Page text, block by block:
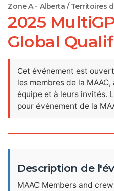
Zone A - Alberta / Territoires
2025
Global
Cet événement est
les membres de la
équipe et à leurs invités.
pour événement de la
Description de
MAAC Members and